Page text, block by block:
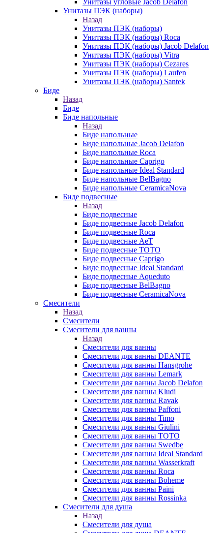
Унитазы угловые Jacob Delafon
Унитазы ПЭК (наборы)
Назад
Унитазы ПЭК (наборы)
Унитазы ПЭК (наборы) Roca
Унитазы ПЭК (наборы) Jacob Delafon
Унитазы ПЭК (наборы) Vitra
Унитазы ПЭК (наборы) Cezares
Унитазы ПЭК (наборы) Laufen
Унитазы ПЭК (наборы) Santek
Биде
Назад
Биде
Биде напольные
Назад
Биде напольные
Биде напольные Jacob Delafon
Биде напольные Roca
Биде напольные Caprigo
Биде напольные Ideal Standard
Биде напольные BelBagno
Биде напольные CeramicaNova
Биде подвесные
Назад
Биде подвесные
Биде подвесные Jacob Delafon
Биде подвесные Roca
Биде подвесные AeT
Биде подвесные TOTO
Биде подвесные Caprigo
Биде подвесные Ideal Standard
Биде подвесные Aqueduto
Биде подвесные BelBagno
Биде подвесные CeramicaNova
Смесители
Назад
Смесители
Смесители для ванны
Назад
Смесители для ванны
Смесители для ванны DEANTE
Смесители для ванны Hansgrohe
Смесители для ванны Lemark
Смесители для ванны Jacob Delafon
Смесители для ванны Kludi
Смесители для ванны Ravak
Смесители для ванны Paffoni
Смесители для ванны Timo
Смесители для ванны Giulini
Смесители для ванны TOTO
Смесители для ванны Swedbe
Смесители для ванны Ideal Standard
Смесители для ванны Wasserkraft
Смесители для ванны Roca
Смесители для ванны Boheme
Смесители для ванны Paini
Смесители для ванны Rossinka
Смесители для душа
Назад
Смесители для душа